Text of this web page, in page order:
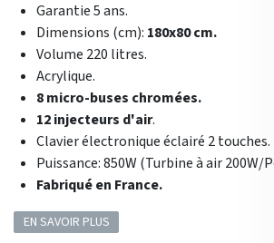
Garantie 5 ans.
Dimensions (cm): 180x80 cm.
Volume 220 litres.
Acrylique.
8 micro-buses chromées.
12 injecteurs d'air.
Clavier électronique éclairé 2 touches.
Puissance: 850W (Turbine à air 200W/
Fabriqué en France.
EN SAVOIR PLUS